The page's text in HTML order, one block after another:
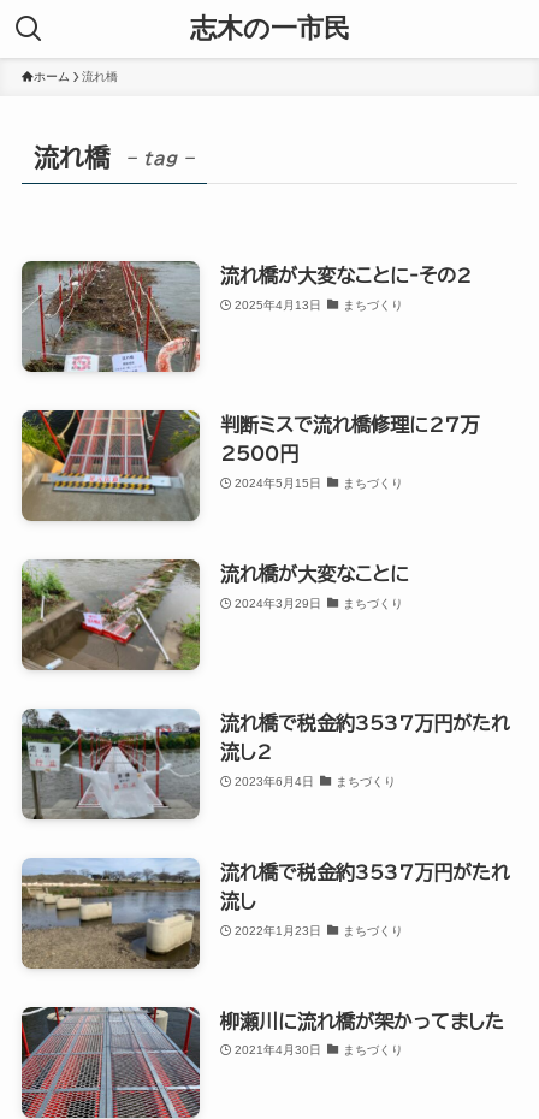
志木の一市民
ホーム 流れ橋
流れ橋 – tag –
流れ橋が大変なことに‐その2
2025年4月13日 まちづくり
判断ミスで流れ橋修理に27万
2500円
2024年5月15日 まちづくり
流れ橋が大変なことに
2024年3月29日 まちづくり
流れ橋で税金約3537万円がたれ
流し2
2023年6月4日 まちづくり
流れ橋で税金約3537万円がたれ
流し
2022年1月23日 まちづくり
柳瀬川に流れ橋が架かってました
2021年4月30日 まちづくり